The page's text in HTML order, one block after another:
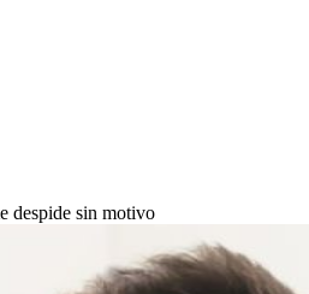
despide sin motivo